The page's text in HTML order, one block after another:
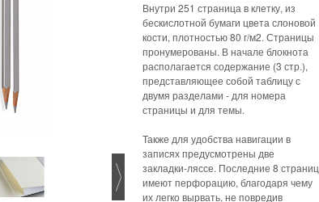
Внутри 251 страница в клетку, из
бескислотной бумаги цвета слоновой
кости, плотностью 80 г/м2. Страницы
пронумерованы. В начале блокнота
располагается содержание (3 стр.),
представляющее собой таблицу с
двумя разделами - для номера
страницы и для темы.
Также для удобства навигации в
записях предусмотрены две
закладки-ляссе. Последние 8 страниц
имеют перфорацию, благодаря чему
их легко вырвать, не повредив